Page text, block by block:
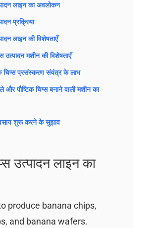
लाइन का अवलोकन
प्रक्रिया
लाइन की विशेषताएँ
उत्पादन मशीन की विशेषताएँ
चिप्स प्रसंस्करण संयंत्र के लाभ
और पौष्टिक चिप्स बनाने वाली मशीन का
शुरू करने के सुझाव
उत्पादन लाइन का
produce banana chips,
and banana wafers.